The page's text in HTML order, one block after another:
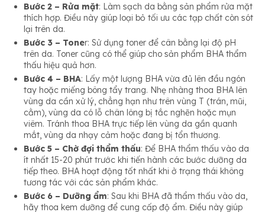
Bước 2 – Rửa mặt: Làm sạch da bằng sản phẩm rửa mặt
thích hợp. Điều này giúp loại bỏ tối ưu các tạp chất còn sót
lại trên da.
Bước 3 – Toner: Sử dụng toner để cân bằng lại độ pH
trên da. Toner cũng có thể giúp cho sản phẩm BHA thẩm
thấu hiệu quả hơn.
Bước 4 – BHA: Lấy một lượng BHA vừa đủ lên đầu ngón
tay hoặc miếng bông tẩy trang. Nhẹ nhàng thoa BHA lên
vùng da cần xử lý, chẳng hạn như trên vùng T (trán, mũi,
cằm), vùng da có lỗ chân lông bị tắc nghẽn hoặc mụn
viêm. Tránh thoa BHA trực tiếp lên vùng da gần quanh
mắt, vùng da nhạy cảm hoặc đang bị tổn thương.
Bước 5 – Chờ đợi thẩm thấu: Để BHA thẩm thấu vào da
ít nhất 15-20 phút trước khi tiến hành các bước dưỡng da
tiếp theo. BHA hoạt động tốt nhất khi ở trạng thái không
tương tác với các sản phẩm khác.
Bước 6 – Dưỡng ẩm: Sau khi BHA đã thẩm thấu vào da,
hãy thoa kem dưỡng để cung cấp độ ẩm. Điều này giúp